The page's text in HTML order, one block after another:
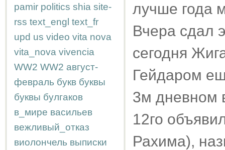
pamir politics shia site-
rss text_engl text_fr
upd us video vita nova
vita_nova vivencia
WW2 WW2 август-
февраль букв буквы
буквы булгаков
в_мире васильев
вежливый_отказ
виолончель выписки
лучше года
Вчера сдал
сегодня
Гейдаром
3м дневном
12го
Рахима),